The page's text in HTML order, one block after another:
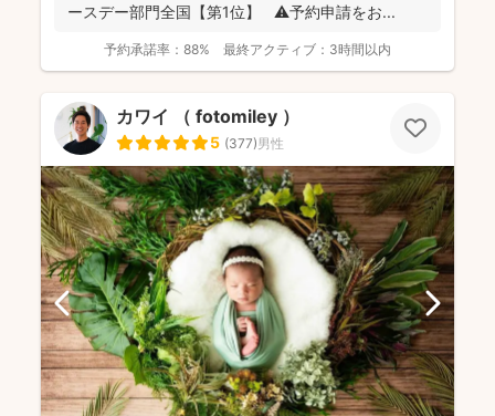
ースデー部門全国【第1位】 ⚠️予約申請をお...
予約承諾率： 88% 最終アクティブ： 3時間以内
カワイ （ fotomiley ）
5 (377)男性